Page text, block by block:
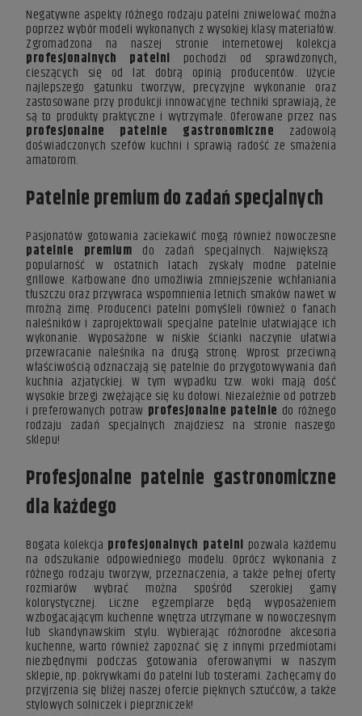
Negatywne aspekty różnego rodzaju patelni zniwelować można
poprzez wybór modeli wykonanych z wysokiej klasy materiałów.
Zgromadzona na naszej stronie internetowej kolekcja
profesjonalnych patelni pochodzi od sprawdzonych,
cieszących się od lat dobrą opinią producentów. Użycie
najlepszego gatunku tworzyw, precyzyjne wykonanie oraz
zastosowane przy produkcji innowacyjne techniki sprawiają, że
są to produkty praktyczne i wytrzymałe. Oferowane przez nas
profesjonalne patelnie gastronomiczne zadowolą
doświadczonych szefów kuchni i sprawią radość ze smażenia
amatorom.
Patelnie premium do zadań specjalnych
Pasjonatów gotowania zaciekawić mogą również nowoczesne
patelnie premium do zadań specjalnych. Największą
popularność w ostatnich latach zyskały modne patelnie
grillowe. Karbowane dno umożliwia zmniejszenie wchłaniania
tłuszczu oraz przywraca wspomnienia letnich smaków nawet w
mroźną zimę. Producenci patelni pomyśleli również o fanach
naleśników i zaprojektowali specjalne patelnie ułatwiające ich
wykonanie. Wyposażone w niskie ścianki naczynie ułatwia
przewracanie naleśnika na drugą stronę. Wprost przeciwną
właściwością odznaczają się patelnie do przygotowywania dań
kuchnia azjatyckiej. W tym wypadku tzw. woki mają dość
wysokie brzegi zwężające się ku dołowi. Niezależnie od potrzeb
i preferowanych potraw profesjonalne patelnie do różnego
rodzaju zadań specjalnych znajdziesz na stronie naszego
sklepu!
Profesjonalne patelnie gastronomiczne
dla każdego
Bogata kolekcja profesjonalnych patelni pozwala każdemu
na odszukanie odpowiedniego modelu. Oprócz wykonania z
różnego rodzaju tworzyw, przeznaczenia, a także pełnej oferty
rozmiarów wybrać można spośród szerokiej gamy
kolorystycznej. Liczne egzemplarze będą wyposażeniem
wzbogacającym kuchenne wnętrza utrzymane w nowoczesnym
lub skandynawskim stylu. Wybierając różnorodne akcesoria
kuchenne, warto również zapoznać się z innymi przedmiotami
niezbędnymi podczas gotowania oferowanymi w naszym
sklepie, np. pokrywkami do patelni lub tosterami. Zachęcamy do
przyjrzenia się bliżej naszej ofercie pięknych sztućców, a także
stylowych solniczek i pieprzniczek!